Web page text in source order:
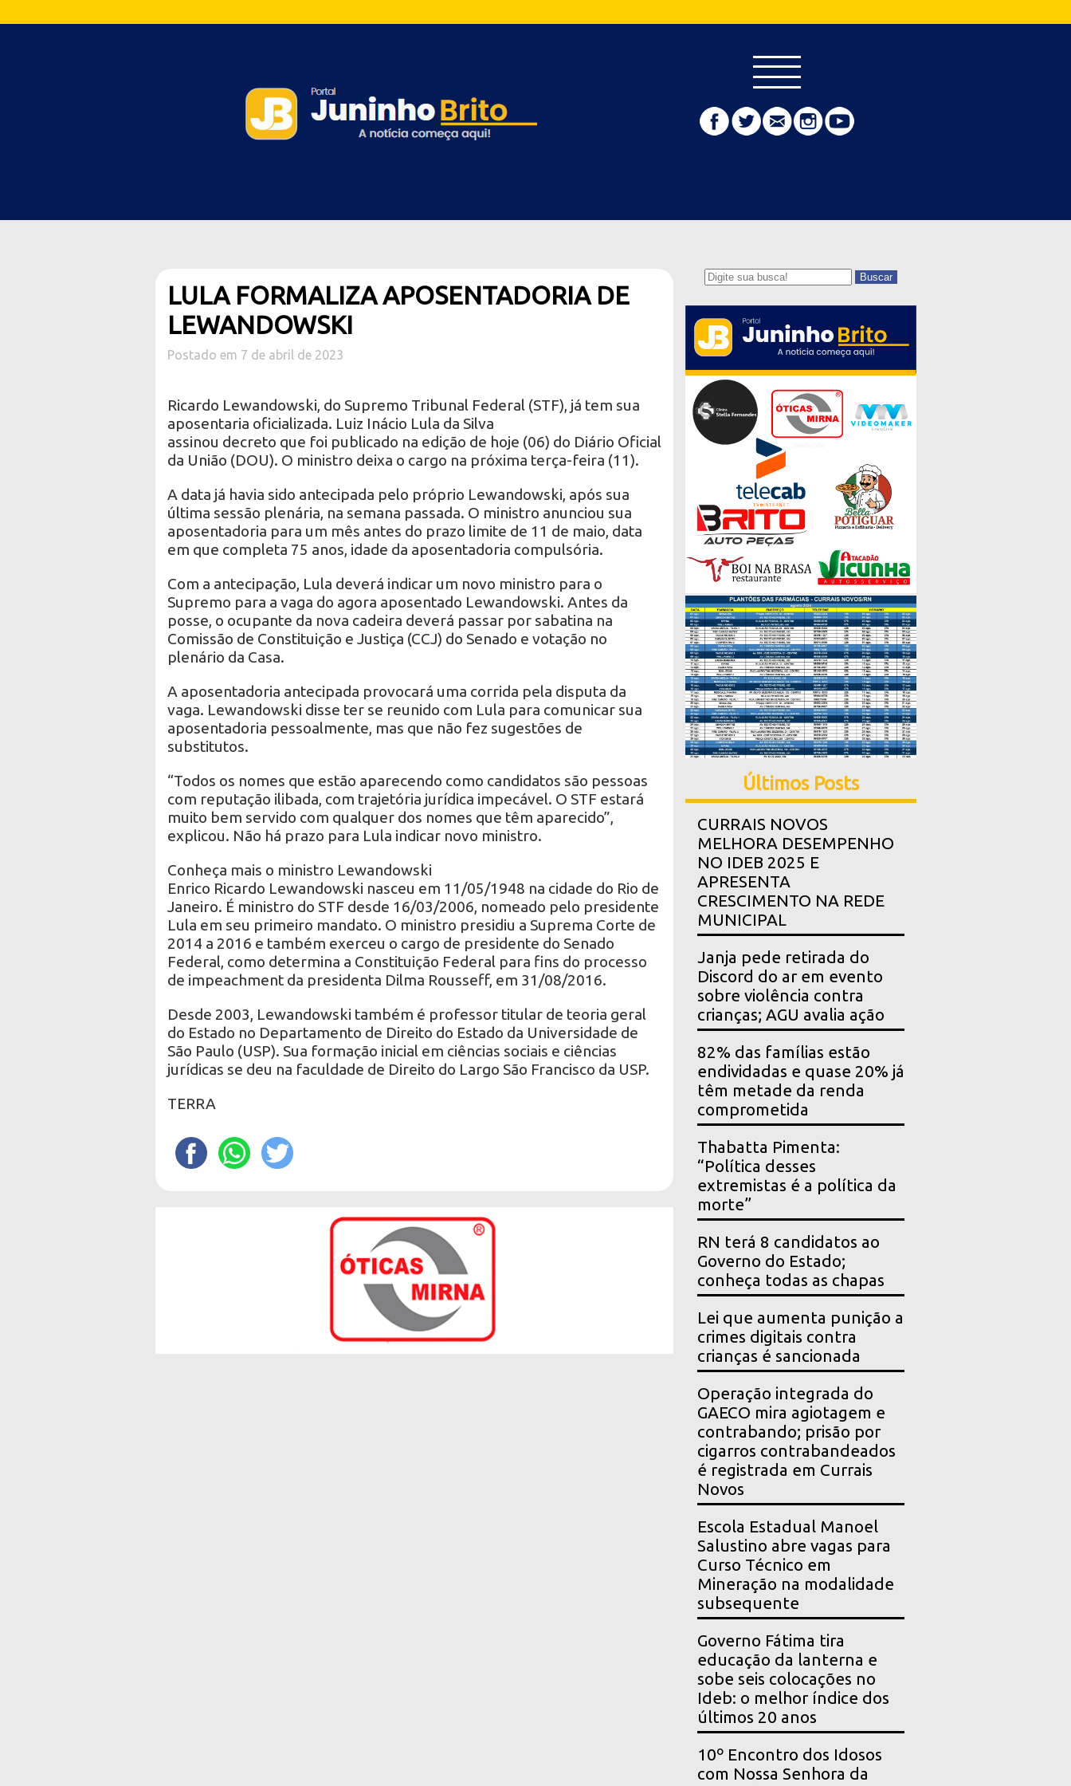
LULA FORMALIZA APOSENTADORIA DE
LEWANDOWSKI
Postado em 7 de abril de 2023
Ricardo Lewandowski, do Supremo Tribunal Federal (STF), já tem sua
aposentaria oficializada. Luiz Inácio Lula da Silva
assinou decreto que foi publicado na edição de hoje (06) do Diário Oficial
da União (DOU). O ministro deixa o cargo na próxima terça-feira (11).
A data já havia sido antecipada pelo próprio Lewandowski, após sua
última sessão plenária, na semana passada. O ministro anunciou sua
aposentadoria para um mês antes do prazo limite de 11 de maio, data
em que completa 75 anos, idade da aposentadoria compulsória.
Com a antecipação, Lula deverá indicar um novo ministro para o
Supremo para a vaga do agora aposentado Lewandowski. Antes da
posse, o ocupante da nova cadeira deverá passar por sabatina na
Comissão de Constituição e Justiça (CCJ) do Senado e votação no
plenário da Casa.
A aposentadoria antecipada provocará uma corrida pela disputa da
vaga. Lewandowski disse ter se reunido com Lula para comunicar sua
aposentadoria pessoalmente, mas que não fez sugestões de
substitutos.
“Todos os nomes que estão aparecendo como candidatos são pessoas
com reputação ilibada, com trajetória jurídica impecável. O STF estará
muito bem servido com qualquer dos nomes que têm aparecido”,
explicou. Não há prazo para Lula indicar novo ministro.
Conheça mais o ministro Lewandowski
Enrico Ricardo Lewandowski nasceu em 11/05/1948 na cidade do Rio de
Janeiro. É ministro do STF desde 16/03/2006, nomeado pelo presidente
Lula em seu primeiro mandato. O ministro presidiu a Suprema Corte de
2014 a 2016 e também exerceu o cargo de presidente do Senado
Federal, como determina a Constituição Federal para fins do processo
de impeachment da presidenta Dilma Rousseff, em 31/08/2016.
Desde 2003, Lewandowski também é professor titular de teoria geral
do Estado no Departamento de Direito do Estado da Universidade de
São Paulo (USP). Sua formação inicial em ciências sociais e ciências
jurídicas se deu na faculdade de Direito do Largo São Francisco da USP.
TERRA
Buscar
Últimos Posts
CURRAIS NOVOS
MELHORA DESEMPENHO
NO IDEB 2025 E
APRESENTA
CRESCIMENTO NA REDE
MUNICIPAL
Janja pede retirada do
Discord do ar em evento
sobre violência contra
crianças; AGU avalia ação
82% das famílias estão
endividadas e quase 20% já
têm metade da renda
comprometida
Thabatta Pimenta:
“Política desses
extremistas é a política da
morte”
RN terá 8 candidatos ao
Governo do Estado;
conheça todas as chapas
Lei que aumenta punição a
crimes digitais contra
crianças é sancionada
Operação integrada do
GAECO mira agiotagem e
contrabando; prisão por
cigarros contrabandeados
é registrada em Currais
Novos
Escola Estadual Manoel
Salustino abre vagas para
Curso Técnico em
Mineração na modalidade
subsequente
Governo Fátima tira
educação da lanterna e
sobe seis colocações no
Ideb: o melhor índice dos
últimos 20 anos
10º Encontro dos Idosos
com Nossa Senhora da